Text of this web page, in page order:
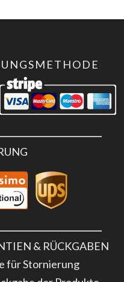
& RÜCKGABEN
für Stornierung